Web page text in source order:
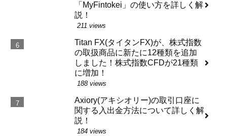
「MyFintokei」の使い方を詳しく解
説！
211 views
Titan FX(タイタンFX)が、株式指数
の取扱商品に新たに12種類を追加
しました！株式指数CFDが21種類
に増加！
188 views
Axiory(アキシオリー)の取引口座に
関する入出金方法について詳しく解
説！
184 views